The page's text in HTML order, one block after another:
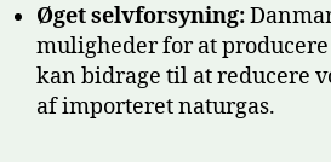
Øget selvforsyning:
muligheder for at
kan bidrage til at reducere
af importeret naturgas.